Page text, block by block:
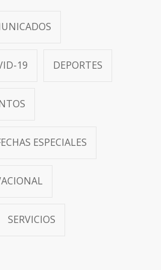
19 DEPORTES
ESPECIALES
SERVICIOS